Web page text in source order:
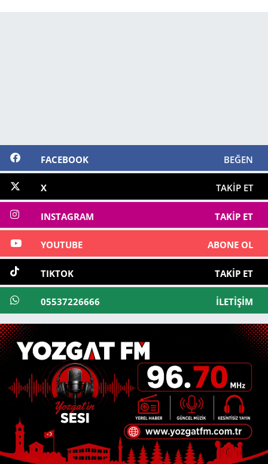
FACEBOOK BEĞEN
X TAKIP ET
INSTAGRAM TAKIP ET
YOUTUBE ABONE OL
TIKTOK TAKIP ET
05537226666 İLETIŞIM